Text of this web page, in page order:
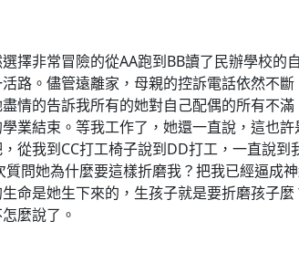
擇非常冒險的從AA跑到BB讀了民辦學校的
路。儘管遠離家，母親的控訴電話依然不
情的告訴我所有的她對自己配偶的所有不滿
業結束。等我工作了，她還一直說，這也許
從我到CC打工椅子說到DD打工，一直說到
質問她為什麼要這樣折磨我？把我已經逼成
命是她生下來的，生孩子就是要折磨孩子
麼說了。